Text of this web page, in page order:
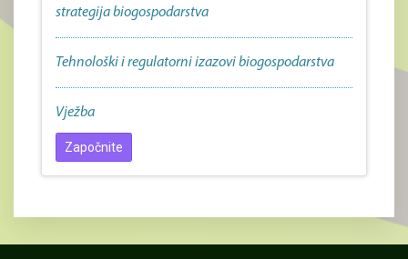
strategija biogospodarstva
Tehnološki i regulatorni izazovi biogospodarstva
Vježba
Započnite